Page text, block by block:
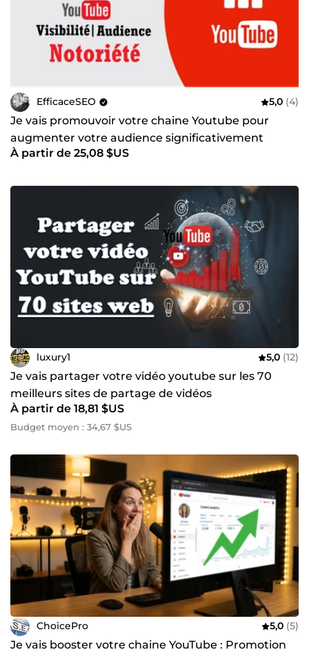
EfficaceSEO 5,0 (4)
Je vais promouvoir votre chaine Youtube pour
augmenter votre audience significativement
À partir de 25,08 $US
luxury1 5,0 (12)
Je vais partager votre vidéo youtube sur les 70
meilleurs sites de partage de vidéos
À partir de 18,81 $US
Budget moyen : 34,67 $US
ChoicePro 5,0 (5)
Je vais booster votre chaine YouTube : Promotion